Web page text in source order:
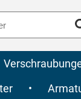
•